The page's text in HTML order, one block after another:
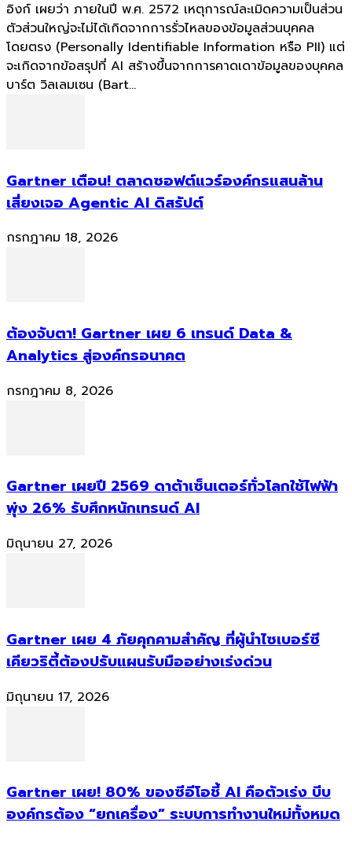
อิงก์ เผยว่า ภายในปี พ.ศ. 2572 เหตุการณ์ละเมิดความเป็นส่วน
ตัวส่วนใหญ่จะไม่ได้เกิดจากการรั่วไหลของข้อมูลส่วนบุคคล
โดยตรง (Personally Identifiable Information หรือ PII) แต่
จะเกิดจากข้อสรุปที่ AI สร้างขึ้นจากการคาดเดาข้อมูลของบุคคล
บาร์ต วิลเลมเซน (Bart...
Gartner เตือน! ตลาดซอฟต์แวร์องค์กรแสนล้าน
เสี่ยงเจอ Agentic AI ดิสรัปต์
กรกฎาคม 18, 2026
ต้องจับตา! Gartner เผย 6 เทรนด์ Data &
Analytics สู่องค์กรอนาคต
กรกฎาคม 8, 2026
Gartner เผยปี 2569 ดาต้าเซ็นเตอร์ทั่วโลกใช้ไฟฟ้า
พุ่ง 26% รับศึกหนักเทรนด์ AI
มิถุนายน 27, 2026
Gartner เผย 4 ภัยคุกคามสำคัญ ที่ผู้นำไซเบอร์ซี
เคียวริตี้ต้องปรับแผนรับมืออย่างเร่งด่วน
มิถุนายน 17, 2026
Gartner เผย! 80% ของซีอีโอชี้ AI คือตัวเร่ง บีบ
องค์กรต้อง “ยกเครื่อง” ระบบการทำงานใหม่ทั้งหมด